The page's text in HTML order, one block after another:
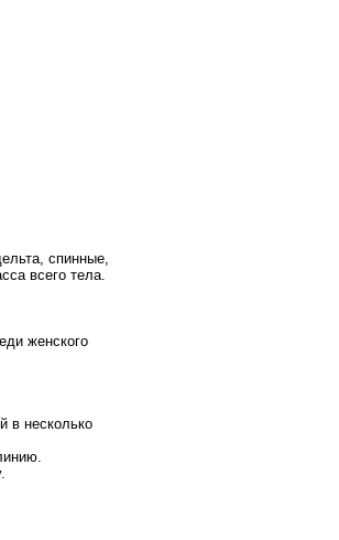
спинные,
всего тела.
женского
в несколько